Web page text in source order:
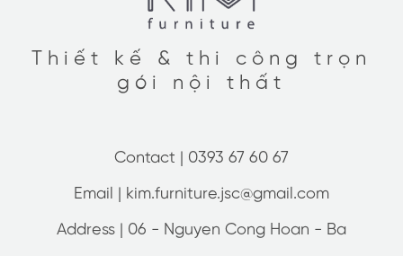
Thiết kế & thi công trọn
gói nội thất
Contact | 0393 67 60 67
Email | kim.furniture.jsc@gmail.com
Address | 06 - Nguyen Cong Hoan - Ba